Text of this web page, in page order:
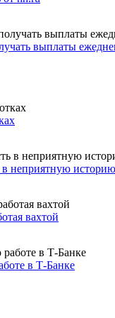
выплаты
в неприятную историю
вахтой
в Т-Банке